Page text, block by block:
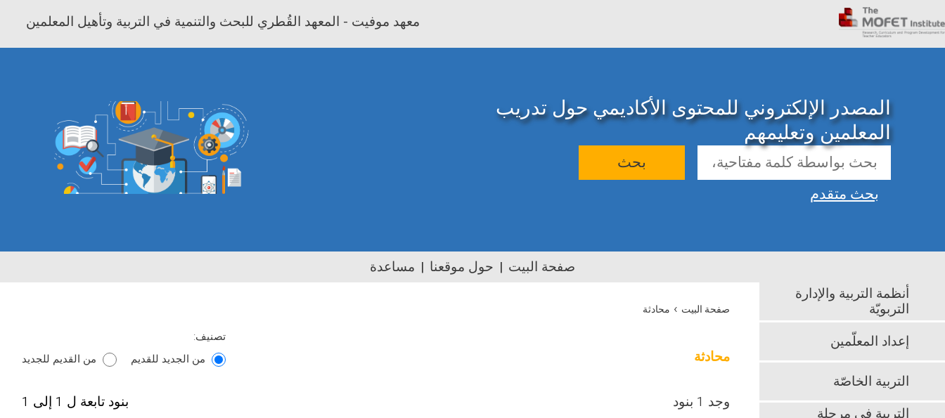
معهد موفيت - المعهد القُطري للبحث والتنمية في التربية وتأهيل المعلمين
المصدر الإلكتروني للمحتوى الأكاديمي حول تدريب
المعلمين وتعليمهم
بحث
بحث متقدم
صفحة البيت حول موقعنا مساعدة
صفحة البيت › محادثة
محادثة
تصنيف:
من الجديد للقديم
من القديم للجديد
وجد 1 بنود بنود تابعة ل 1 إلى 1
أنظمة التربية والإدارة
التربويّة
إعداد المعلّمين
التربية الخاصّة
التربية في مرحلة